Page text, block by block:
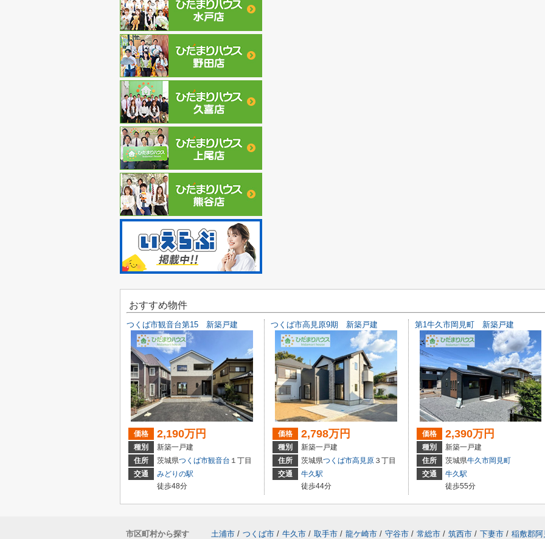
おすすめ物件
つくば市観音台第15 新築戸建
価格 2,190万円
種別
新築一戸建
住所
茨城県つくば市観音台 １丁目
交通
みどりの駅
徒歩48分
つくば市高見原9期 新築戸建
価格 2,798万円
種別
新築一戸建
住所
茨城県つくば市高見原 ３丁目
交通
牛久駅
徒歩44分
第1牛久市岡見町 新築戸建
価格 2,390万円
種別
新築一戸建
住所
茨城県牛久市岡見町
交通
牛久駅
徒歩55分
市区町村から探す 土浦市 / つくば市 / 牛久市 / 取手市 / 龍ケ崎市 / 守谷市 / 常総市 / 筑西市 / 下妻市 / 稲敷郡阿